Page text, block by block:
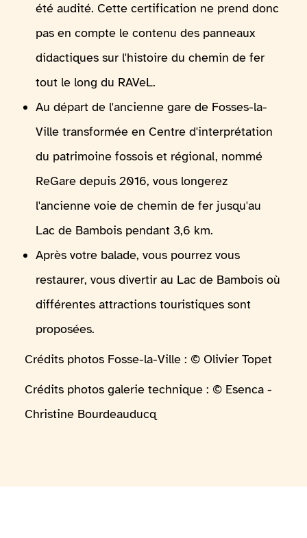
été audité. Cette certification ne prend donc
pas en compte le contenu des panneaux
didactiques sur l'histoire du chemin de fer
tout le long du RAVeL.
Au départ de l'ancienne gare de Fosses-la-
Ville transformée en Centre d'interprétation
du patrimoine fossois et régional, nommé
ReGare depuis 2016, vous longerez
l'ancienne voie de chemin de fer jusqu'au
Lac de Bambois pendant 3,6 km.
Après votre balade, vous pourrez vous
restaurer, vous divertir au Lac de Bambois où
différentes attractions touristiques sont
proposées.
Crédits photos Fosse-la-Ville : © Olivier Topet
Crédits photos galerie technique : © Esenca -
Christine Bourdeauducq